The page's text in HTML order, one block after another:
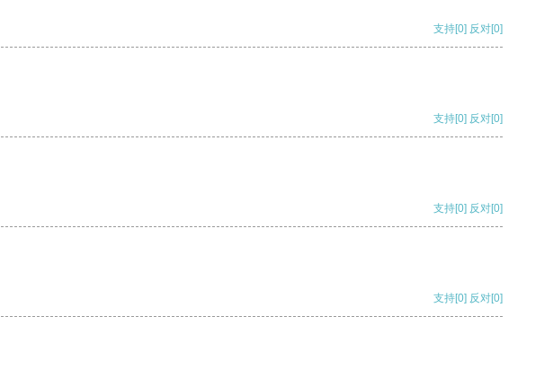
支持[0] 反对[0]
支持[0] 反对[0]
支持[0] 反对[0]
支持[0] 反对[0]